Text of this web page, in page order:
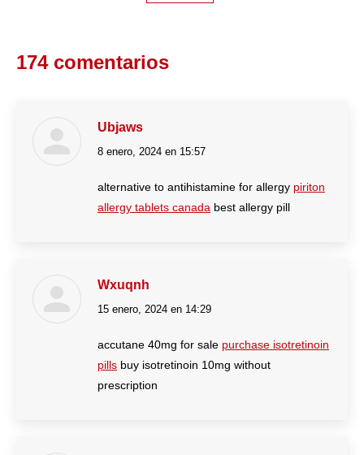
174 comentarios
Ubjaws
dice:
8 enero, 2024 en 15:57
alternative to antihistamine for allergy piriton
allergy tablets canada best allergy pill
Wxuqnh
dice:
15 enero, 2024 en 14:29
accutane 40mg for sale purchase isotretinoin
pills buy isotretinoin 10mg without
prescription